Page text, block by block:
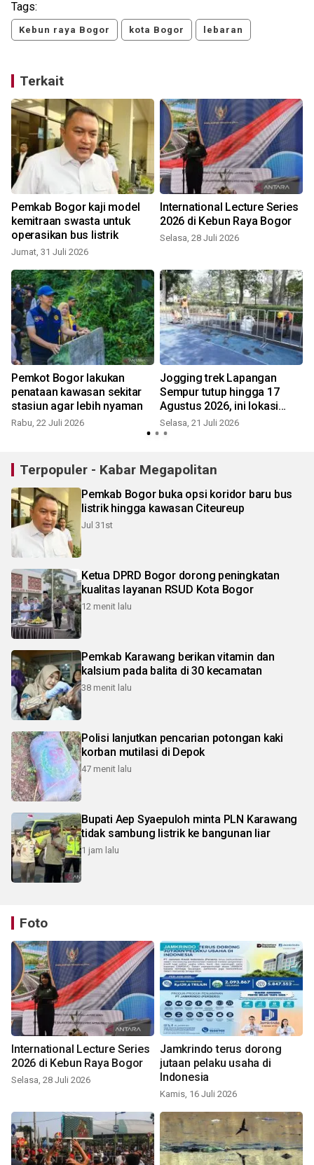
Tags:
Kebun raya Bogor kota Bogor lebaran
Terkait
Pemkab Bogor kaji model
kemitraan swasta untuk
operasikan bus listrik
Jumat, 31 Juli 2026
International Lecture Series
2026 di Kebun Raya Bogor
Selasa, 28 Juli 2026
Pemkot Bogor lakukan
penataan kawasan sekitar
stasiun agar lebih nyaman
Rabu, 22 Juli 2026
Jogging trek Lapangan
Sempur tutup hingga 17
Agustus 2026, ini lokasi
alternatifnya
Selasa, 21 Juli 2026
Terpopuler - Kabar Megapolitan
Pemkab Bogor buka opsi koridor baru bus
listrik hingga kawasan Citeureup
Jul 31st
Ketua DPRD Bogor dorong peningkatan
kualitas layanan RSUD Kota Bogor
12 menit lalu
Pemkab Karawang berikan vitamin dan
kalsium pada balita di 30 kecamatan
38 menit lalu
Polisi lanjutkan pencarian potongan kaki
korban mutilasi di Depok
47 menit lalu
Bupati Aep Syaepuloh minta PLN Karawang
tidak sambung listrik ke bangunan liar
1 jam lalu
Foto
International Lecture Series
2026 di Kebun Raya Bogor
Selasa, 28 Juli 2026
Jamkrindo terus dorong
jutaan pelaku usaha di
Indonesia
Kamis, 16 Juli 2026